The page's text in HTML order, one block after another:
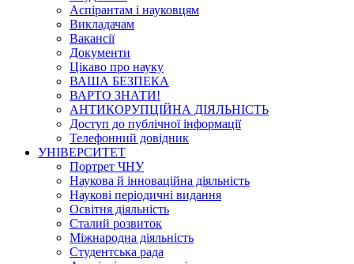
Аспірантам і науковцям
Викладачам
Вакансії
Документи
Цікаво про науку
ВАША БЕЗПЕКА
ВАРТО ЗНАТИ!
АНТИКОРУПЦІЙНА ДІЯЛЬНІСТЬ
Доступ до публічної інформації
Телефонний довідник
УНІВЕРСИТЕТ
Портрет ЧНУ
Наукова й інноваційна діяльність
Наукові періодичні видання
Освітня діяльність
Сталий розвиток
Міжнародна діяльність
Студентська рада